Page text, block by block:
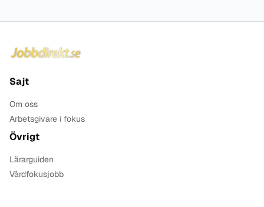
Sajt
Om oss
Arbetsgivare i fokus
Övrigt
Lärarguiden
Vårdfokusjobb